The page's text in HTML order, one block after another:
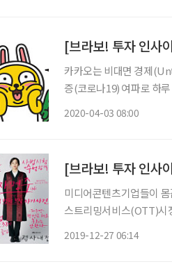
[브라보! 투자 인사
카카오는 비대면 경제
증(코로나19) 여파로 하
2020-04-03 08:00
[브라보! 투자 인사
미디어콘텐츠기업들이
스트리밍서비스(OTT)시
2019-12-27 06:14